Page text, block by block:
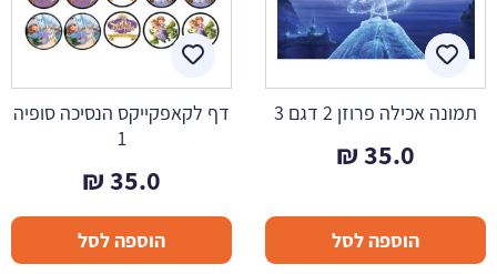
תמונה אכילה פרוזן 2 דגם 3
35.0
₪
הוספה לסל
דף לקאפקייקס הנסיכה סופיה
1
35.0
₪
הוספה לסל